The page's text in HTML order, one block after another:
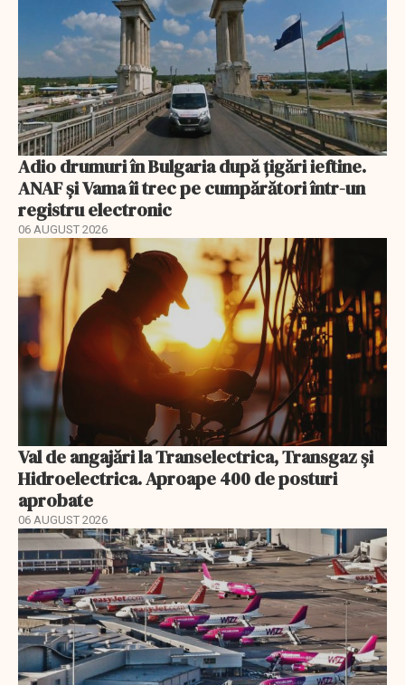
Adio drumuri în Bulgaria după țigări ieftine.
ANAF și Vama îi trec pe cumpărători într-un
registru electronic
06 AUGUST 2026
Val de angajări la Transelectrica, Transgaz și
Hidroelectrica. Aproape 400 de posturi
aprobate
06 AUGUST 2026